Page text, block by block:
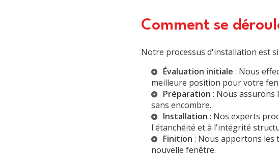
Comment se
Notre processus d'installation est
Évaluation initiale : Nous
meilleure position pour votre
Préparation : Nous
sans encombre.
Installation : Nos experts
l'étanchéité et à l'intégrité
Finition : Nous apportons les
nouvelle fenêtre.